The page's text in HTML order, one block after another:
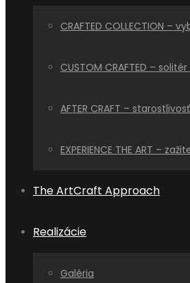
CRAFTED COLLECTION –
CUSTOM CRAFTED –
AFTER CRAFT –
EXPERIENCE THE ART –
The ArtCraft Approach
Realizácie
Galéria